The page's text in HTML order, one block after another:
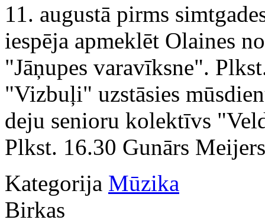
11. augustā pirms
iespēja apmeklēt Olaines
"Jāņupes varavīksne".
"Vizbuļi" uzstāsies
deju senioru kolektīvs
Plkst. 16.30 Gunārs
Kategorija Mūzika
Birkas